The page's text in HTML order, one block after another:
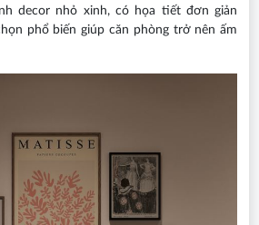
decor nhỏ xinh, có họa tiết đơn giản
phổ biến giúp căn phòng trở nên ấm